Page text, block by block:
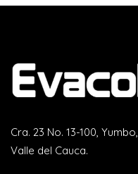
Cra. 23 No. 13-100, Yumbo,
Valle del Cauca.